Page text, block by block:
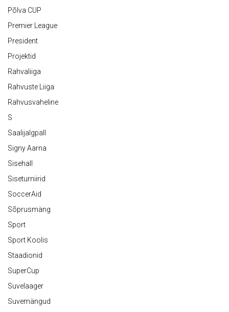
Põlva CUP
Premier League
President
Projektid
Rahvaliiga
Rahvuste Liiga
Rahvusvaheline
S
Saalijalgpall
Signy Aarna
Sisehall
Siseturniirid
SoccerAid
Sõprusmäng
Sport
Sport Koolis
Staadionid
SuperCup
Suvelaager
Suvemängud